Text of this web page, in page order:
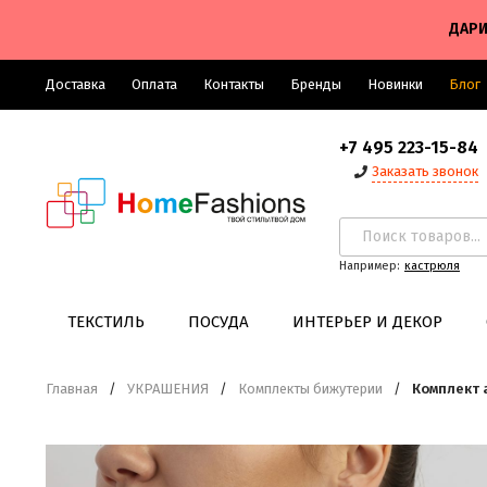
Доставка Оплата Контакты Бренды Новинки Блог
+7 495 223-15-84
Заказать звонок
Например: кастрюля
ТЕКСТИЛЬ ПОСУДА ИНТЕРЬЕР И ДЕКОР
Главная / УКРАШЕНИЯ / Комплекты бижутерии / Комплект